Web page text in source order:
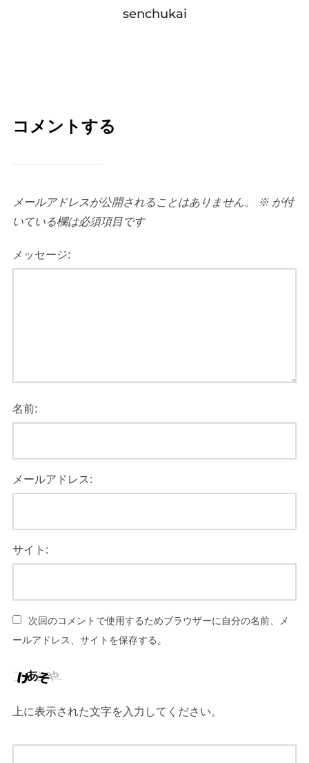
senchukai
コメントする
メールアドレスが公開されることはありません。 ※が付
いている欄は必須項目です
メッセージ:
名前:
メールアドレス:
サイト:
次回のコメントで使用するためブラウザーに自分の名前、メ
ールアドレス、サイトを保存する。
上に表示された文字を入力してください。